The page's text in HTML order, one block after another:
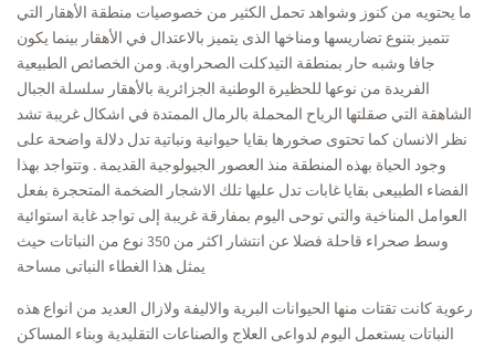
ما يحتويه من كنوز وشواهد تحمل الكثير من خصوصيات منطقة الأهقار التي
تتميز بتنوع تضاريسها ومناخها الذى يتميز بالاعتدال في الأهقار بينما يكون
جافا وشبه حار بمنطقة التيدكلت الصحراوية. ومن الخصائص الطبيعية
الفريدة من نوعها للحظيرة الوطنية الجزائرية بالأهقار سلسلة الجبال
الشاهقة التي صقلتها الرياح المحملة بالرمال الممتدة في اشكال غريبة تشد
نظر الانسان كما تحتوى صخورها بقايا حيوانية ونباتية تدل دلالة واضحة على
وجود الحياة بهذه المنطقة منذ العصور الجيولوجية القديمة . وتتواجد بهذا
الفضاء الطبيعى بقايا غابات تدل عليها تلك الاشجار الضخمة المتحجرة بفعل
العوامل المناخية والتي توحى اليوم بمفارقة غريبة إلى تواجد غابة استوائية
وسط صحراء قاحلة فضلا عن انتشار اكثر من 350 نوع من النباتات حيث
يمثل هذا الغطاء النباتى مساحة
رعوية كانت تقتات منها الحيوانات البرية والاليفة ولازال العديد من انواع هذه
النباتات يستعمل اليوم لدواعى العلاج والصناعات التقليدية وبناء المساكن